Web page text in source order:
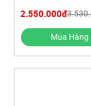
2.550.000đ
Mua Hàng